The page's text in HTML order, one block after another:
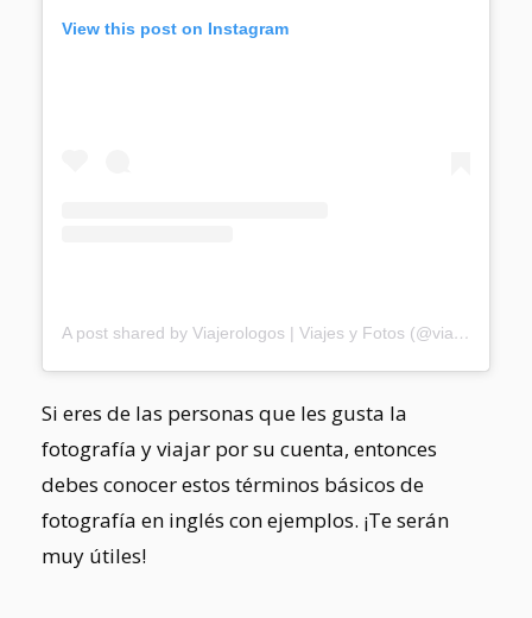
View this post on Instagram
A post shared by Viajerologos | Viajes y Fotos (@viajerologos)
Si eres de las personas que les gusta la
fotografía y viajar por su cuenta, entonces
debes conocer estos términos básicos de
fotografía en inglés con ejemplos. ¡Te serán
muy útiles!